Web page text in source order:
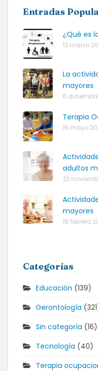
Entradas
¿Qué es
13 marzo
La
mayores
6
Terapia
16 mayo
adultos
23
mayores
15 febrero
Categorías
Educación (139)
Gerontología
Sin categoría (16)
Tecnología (40)
Terapia